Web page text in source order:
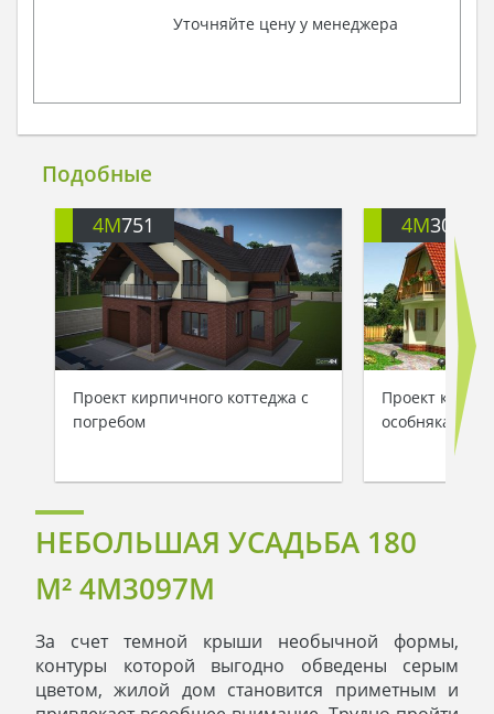
Уточняйте цену у менеджера
Подобные
4M751
Проект кирпичного коттеджа с
погребом
4M3097
Проект
особняка с
НЕБОЛЬШАЯ УСАДЬБА 180
M² 4M3097M
За счет темной крыши необычной формы,
контуры которой выгодно обведены серым
цветом, жилой дом становится приметным и